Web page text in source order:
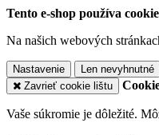
Tento e-shop používa
Na našich webových
Nastavenie Len nevyhnutné
Zavrieť cookie lištu
Vaše súkromie je dôležité.